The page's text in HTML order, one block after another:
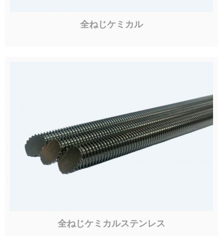
全ねじケミカル
全ねじケミカルステンレス